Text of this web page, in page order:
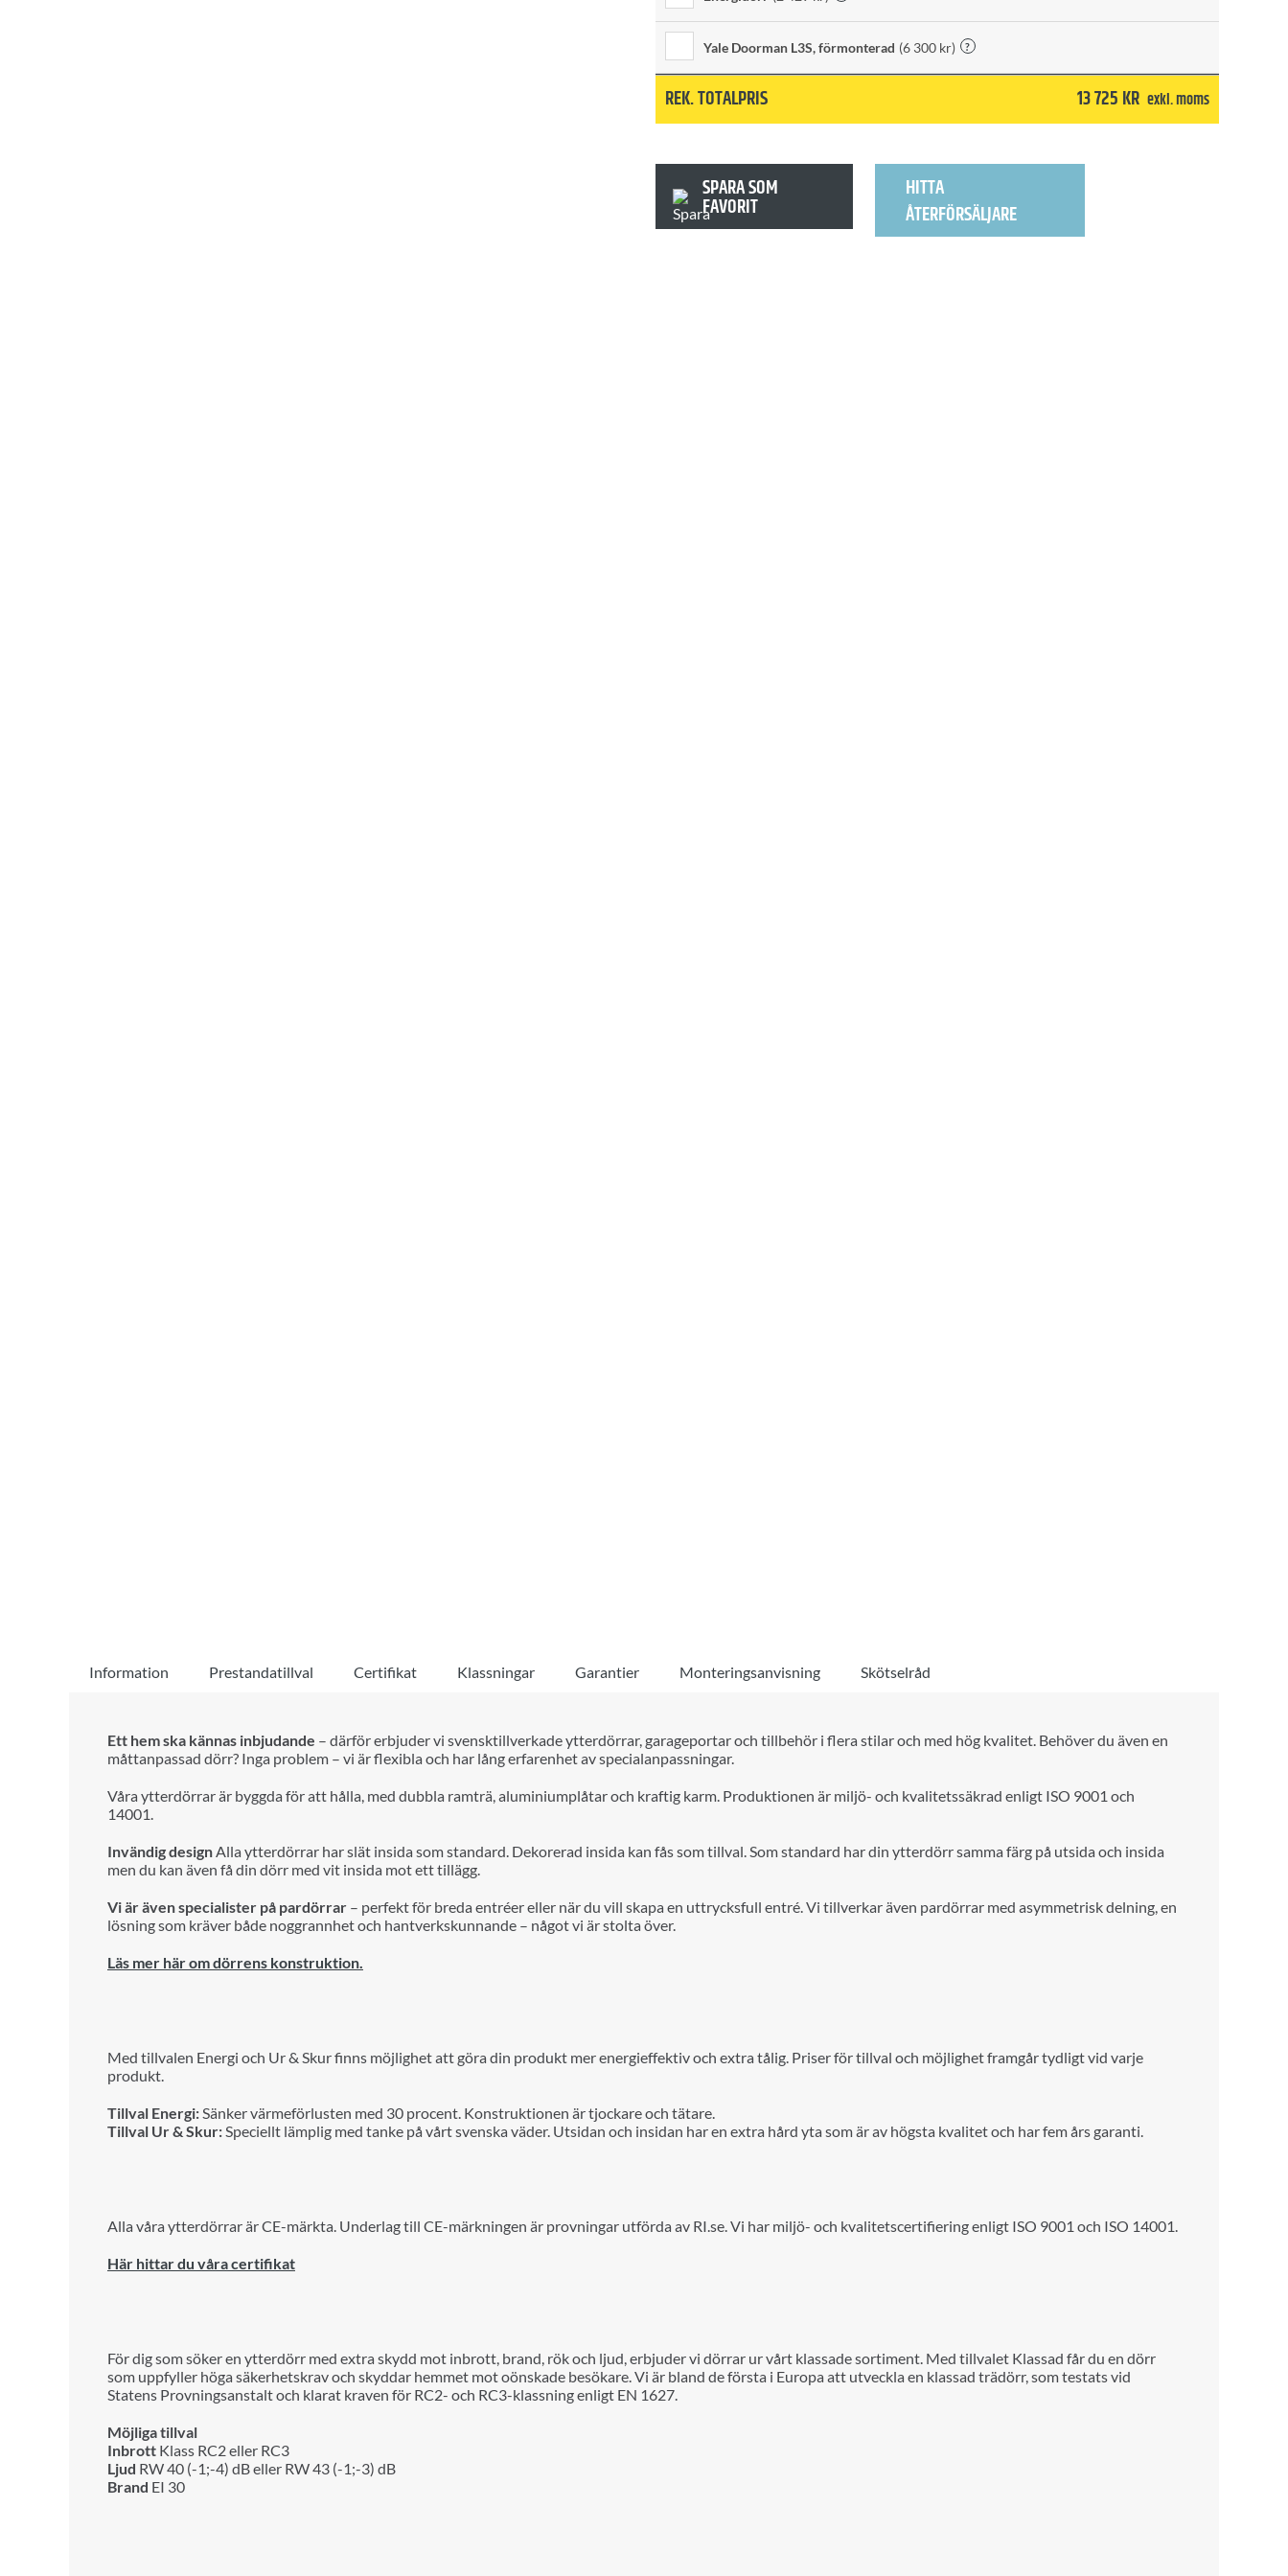
Yale Doorman L3S, förmonterad (6 300 kr) ?
REK. TOTALPRIS 13 725KR exkl. moms
SPARA SOM
FAVORIT
HITTA
ÅTERFÖRSÄLJARE
Information Prestandatillval Certifikat Klassningar Garantier Monteringsanvisning Skötselråd
Ett hem ska kännas inbjudande – därför erbjuder vi svensktillverkade ytterdörrar, garageportar och tillbehör i flera stilar och med hög kvalitet. Behöver du även en
måttanpassad dörr? Inga problem – vi är flexibla och har lång erfarenhet av specialanpassningar.
Våra ytterdörrar är byggda för att hålla, med dubbla ramträ, aluminiumplåtar och kraftig karm. Produktionen är miljö- och kvalitetssäkrad enligt ISO 9001 och
14001.
Invändig designAlla ytterdörrar har slät insida som standard. Dekorerad insida kan fås som tillval. Som standard har din ytterdörr samma färg på utsida och insida
men du kan även få din dörr med vit insida mot ett tillägg.
Vi är även specialister på pardörrar– perfekt för breda entréer eller när du vill skapa en uttrycksfull entré. Vi tillverkar även pardörrar med asymmetrisk delning, en
lösning som kräver både noggrannhet och hantverkskunnande – något vi är stolta över.
Läs mer här om dörrens konstruktion.
Med tillvalen Energi och Ur & Skur finns möjlighet att göra din produkt merenergieffektiv och extra tålig. Priser för tillval och möjlighet framgår tydligt vid varje
produkt.
Tillval Energi:Sänker värmeförlusten med 30 procent. Konstruktionen är tjockare och tätare.
Tillval Ur & Skur:Speciellt lämplig med tanke på vårt svenska väder. Utsidan och insidan har en extra hård yta som är av högsta kvalitet och har fem års garanti.
Alla våra ytterdörrar är CE-märkta. Underlag till CE-märkningen är provningar utförda av RI.se. Vi har miljö- och kvalitetscertifiering enligt ISO 9001 och ISO 14001.
Här hittar du våra certifikat
För dig som söker en ytterdörr med extra skydd mot inbrott, brand, rök och ljud, erbjuder vi dörrar ur vårt klassade sortiment. Med tillvalet Klassad får du en dörr
som uppfyller höga säkerhetskrav och skyddar hemmet mot oönskade besökare.Vi är bland de första i Europa att utveckla en klassad trädörr, som testats vid
Statens Provningsanstalt och klarat kraven för RC2- och RC3-klassning enligt EN 1627.
Möjliga tillval
InbrottKlass RC2 eller RC3
Ljud RW 40 (-1;-4) dB eller RW 43 (-1;-3) dB
Brand EI 30